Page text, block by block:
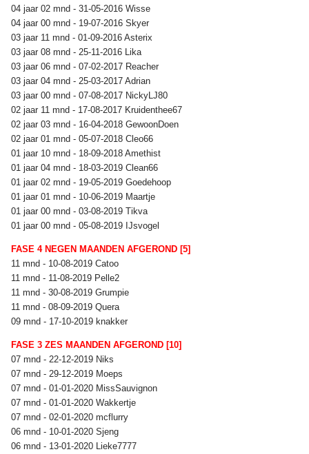
04 jaar 02 mnd - 31-05-2016 Wisse
04 jaar 00 mnd - 19-07-2016 Skyer
03 jaar 11 mnd - 01-09-2016 Asterix
03 jaar 08 mnd - 25-11-2016 Lika
03 jaar 06 mnd - 07-02-2017 Reacher
03 jaar 04 mnd - 25-03-2017 Adrian
03 jaar 00 mnd - 07-08-2017 NickyLJ80
02 jaar 11 mnd - 17-08-2017 Kruidenthee67
02 jaar 03 mnd - 16-04-2018 GewoonDoen
02 jaar 01 mnd - 05-07-2018 Cleo66
01 jaar 10 mnd - 18-09-2018 Amethist
01 jaar 04 mnd - 18-03-2019 Clean66
01 jaar 02 mnd - 19-05-2019 Goedehoop
01 jaar 01 mnd - 10-06-2019 Maartje
01 jaar 00 mnd - 03-08-2019 Tikva
01 jaar 00 mnd - 05-08-2019 IJsvogel
FASE 4 NEGEN MAANDEN AFGEROND [5]
11 mnd - 10-08-2019 Catoo
11 mnd - 11-08-2019 Pelle2
11 mnd - 30-08-2019 Grumpie
11 mnd - 08-09-2019 Quera
09 mnd - 17-10-2019 knakker
FASE 3 ZES MAANDEN AFGEROND [10]
07 mnd - 22-12-2019 Niks
07 mnd - 29-12-2019 Moeps
07 mnd - 01-01-2020 MissSauvignon
07 mnd - 01-01-2020 Wakkertje
07 mnd - 02-01-2020 mcflurry
06 mnd - 10-01-2020 Sjeng
06 mnd - 13-01-2020 Lieke7777